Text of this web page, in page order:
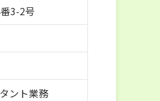
3-2号
ント業務